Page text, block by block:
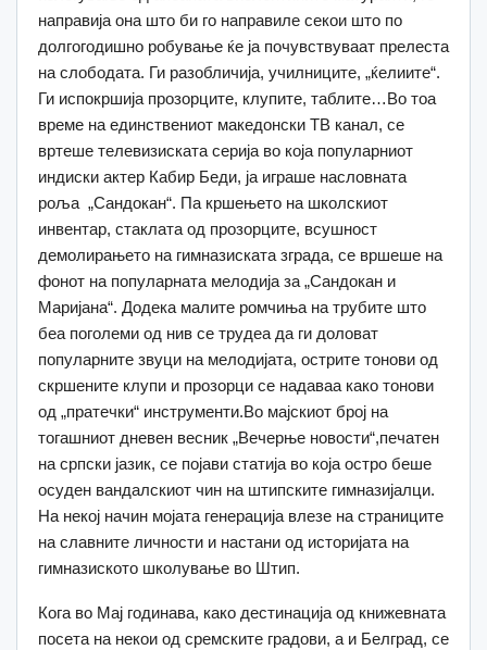
направија она што би го направиле секои што по
долгогодишно робување ќе ја почувствуваат прелеста
на слободата. Ги разобличија, училниците, „ќелиите“.
Ги испокршија прозорците, клупите, таблите…Во тоа
време на единствениот македонски ТВ канал, се
вртеше телевизиската серија во која популарниот
индиски актер Кабир Беди, ја играше насловната
роља „Сандокан“. Па кршењето на школскиот
инвентар, стаклата од прозорците, всушност
демолирањето на гимназиската зграда, се вршеше на
фонот на популарната мелодија за „Сандокан и
Маријана“. Додека малите ромчиња на трубите што
беа поголеми од нив се трудеа да ги доловат
популарните звуци на мелодијата, острите тонови од
скршените клупи и прозорци се надаваа како тонови
од „пратечки“ инструменти.Во мајскиот број на
тогашниот дневен весник „Вечерње новости“,печатен
на српски јазик, се појави статија во која остро беше
осуден вандалскиот чин на штипските гимназијалци.
На некој начин мојата генерација влезе на страниците
на славните личности и настани од историјата на
гимназиското школување во Штип.
Кога во Мај годинава, како дестинација од книжевната
посета на некои од сремските градови, а и Белград, се